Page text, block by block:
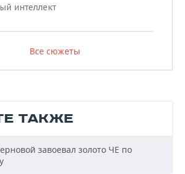
интеллект
Все сюжеты
ТАКЖЕ
завоевал золото ЧЕ по